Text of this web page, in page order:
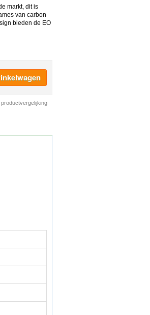
markt, dit is
van carbon
bieden de EO
productvergelijking